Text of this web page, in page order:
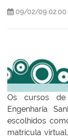
09/02/09 02:00
Os cursos de
Engenharia
escolhidos
matrícula